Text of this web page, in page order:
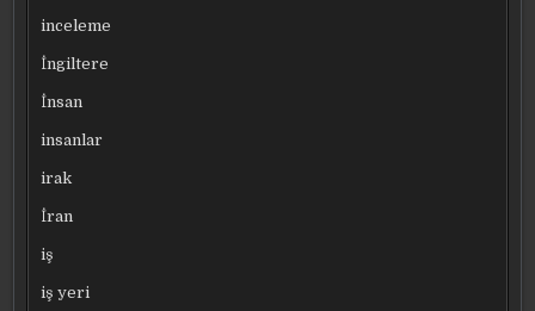
inceleme
İngiltere
İnsan
insanlar
irak
İran
iş
iş yeri